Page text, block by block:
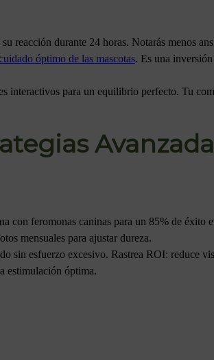
reacción durante 24 horas. Notarás menos
óptimo de las mascotas. Es una
interactivos para un equilibrio perfecto. Tu
con feromonas caninas para un 85% de éxito
mensuales para ajustar dureza.
sin esfuerzo excesivo. Rastrea ROI: reduce
estimulación óptima.